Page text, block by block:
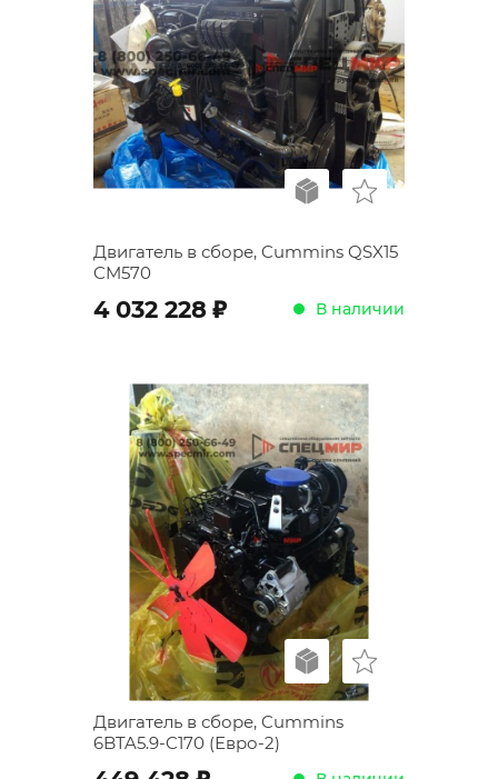
Двигатель в сборе, Cummins QSX15
CM570
4 032 228 ; В наличии
Двигатель в сборе, Cummins
6BTA5.9-C170 (Евро-2)